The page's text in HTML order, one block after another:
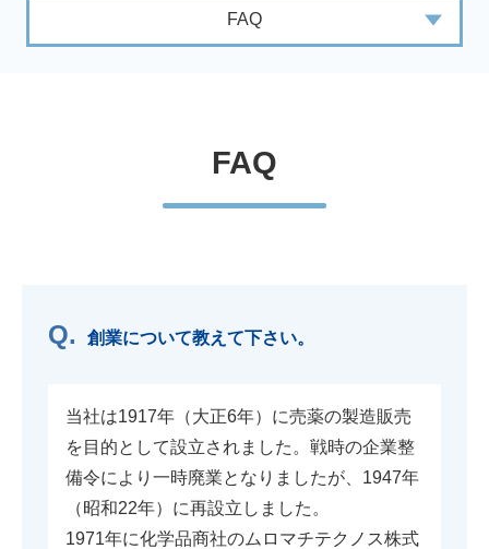
FAQ
FAQ
創業について教えて下さい。
当社は1917年（大正6年）に売薬の製造販売
を目的として設立されました。戦時の企業整
備令により一時廃業となりましたが、1947年
（昭和22年）に再設立しました。
1971年に化学品商社のムロマチテクノス株式